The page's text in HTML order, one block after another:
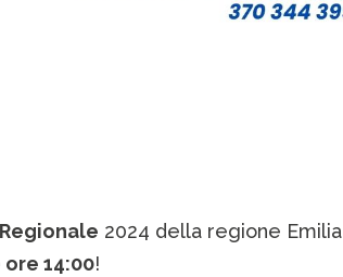
2024 della regione Emilia
14:00!